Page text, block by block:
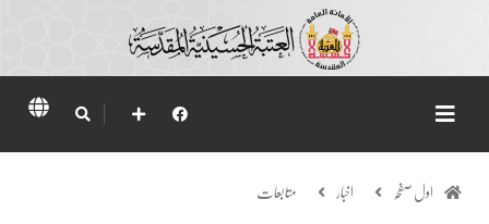
اول صفحہ اخبار متابعات